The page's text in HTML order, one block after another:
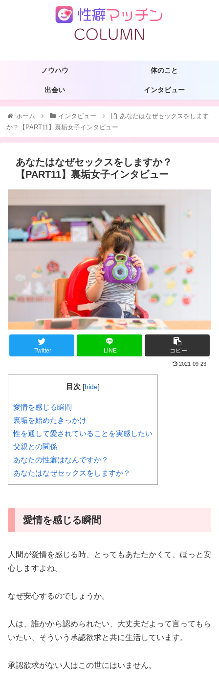
ノウハウ 体のこと
出会い インタビュー
ホーム インタビュー
あなたはなぜセックスをします
か？【PART11】裏垢女子インタビュー
あなたはなぜセックスをしますか？
【PART11】裏垢女子インタビュー
Twitter LINE コピー
2021-09-23
目次 [hide]
愛情を感じる瞬間
裏垢を始めたきっかけ
性を通して愛されていることを実感したい
父親との関係
あなたの性癖はなんですか？
あなたはなぜセックスをしますか？
愛情を感じる瞬間
人間が愛情を感じる時、とってもあたたかくて、ほっと安
心しますよね。
なぜ安心するのでしょうか。
人は、誰かから認められたい、大丈夫だよって言ってもら
いたい、そういう承認欲求と共に生活しています。
承認欲求がない人はこの世にはいません。